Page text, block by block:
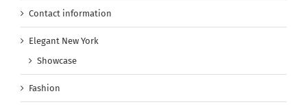
Contact information
Elegant New York
Showcase
Fashion